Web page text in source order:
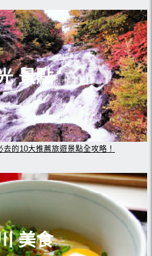
景點
去的10大推薦旅遊景點全攻略！
美食